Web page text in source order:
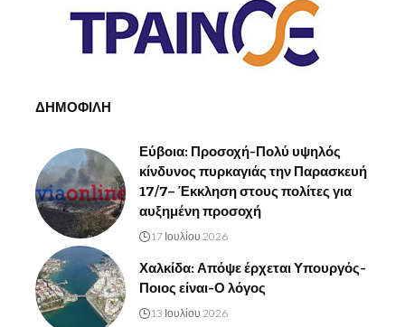
ΔΗΜΟΦΙΛΗ
Εύβοια: Προσοχή-Πολύ υψηλός
κίνδυνος πυρκαγιάς την Παρασκευή
17/7– Έκκληση στους πολίτες για
αυξημένη προσοχή
17 Ιουλίου 2026
Χαλκίδα: Απόψε έρχεται Υπουργός-
Ποιος είναι-Ο λόγος
13 Ιουλίου 2026